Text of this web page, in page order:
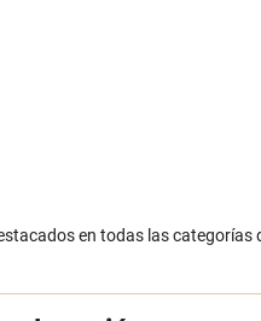
en todas las categorías